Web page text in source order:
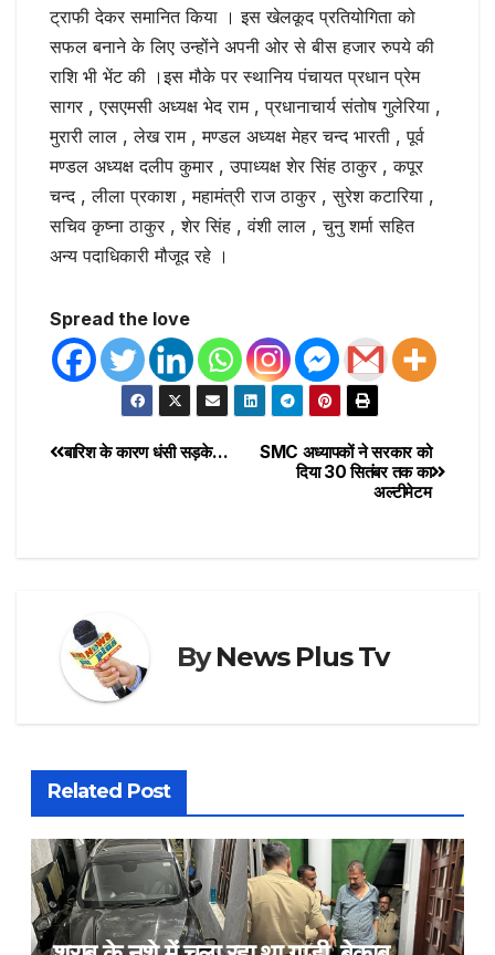
ट्राफी देकर समानित किया । इस खेलकूद प्रतियोगिता को
सफल बनाने के लिए उन्होंने अपनी ओर से बीस हजार रुपये की
राशि भी भेंट की ।इस मौके पर स्थानिय पंचायत प्रधान प्रेम
सागर , एसएमसी अध्यक्ष भेद राम , प्रधानाचार्य संतोष गुलेरिया ,
मुरारी लाल , लेख राम , मण्डल अध्यक्ष मेहर चन्द भारती , पूर्व
मण्डल अध्यक्ष दलीप कुमार , उपाध्यक्ष शेर सिंह ठाकुर , कपूर
चन्द , लीला प्रकाश , महामंत्री राज ठाकुर , सुरेश कटारिया ,
सचिव कृष्ना ठाकुर , शेर सिंह , वंशी लाल , चुनु शर्मा सहित
अन्य पदाधिकारी मौजूद रहे ।
Spread the love
SMC अध्यापकों ने सरकार को
दिया 30 सितंबर तक का
अल्टीमेटम
बारिश के कारण धंसी सड़के…
ByNews Plus Tv
Related Post